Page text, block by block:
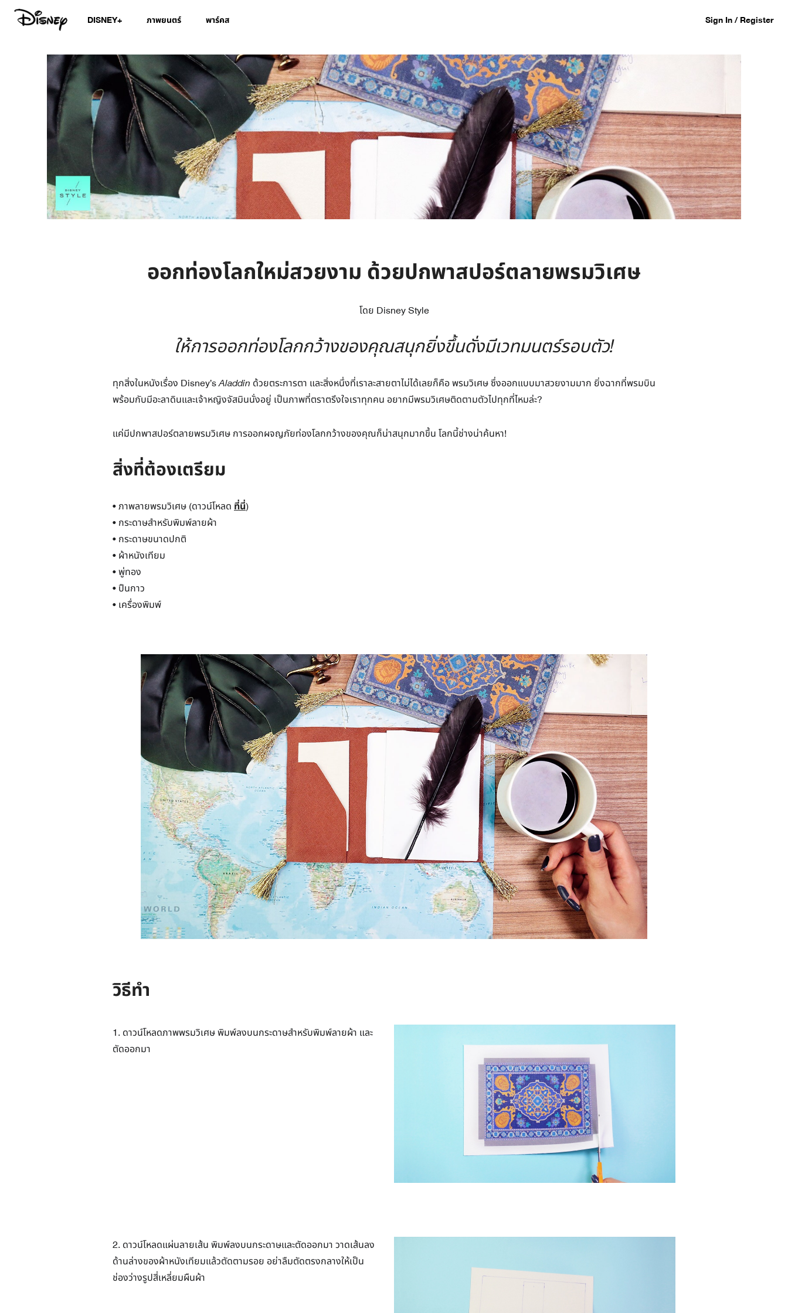
DISNEY+ ภาพยนตร์ พาร์คส Sign In / Register
ออกท่องโลกใหม่สวยงาม ด้วยปกพาสปอร์ตลายพรมวิเศษ
โดย Disney Style
ให้การออกท่องโลกกว้างของคุณสนุกยิ่งขึ้นดั่งมีเวทมนตร์รอบตัว!
ทุกสิ่งในหนังเรื่อง Disney’sAladdin ด้วยตระการตา และสิ่งหนึ่งที่เราละสายตาไม่ได้เลยก็คือ พรมวิเศษ ซึ่งออกแบบมาสวยงามมาก ยิ่งฉากที่พรมบิน
พร้อมกับมีอะลาดินและเจ้าหญิงจัสมินนั่งอยู่ เป็นภาพที่ตราตรึงใจเราทุกคน อยากมีพรมวิเศษติดตามตัวไปทุกที่ไหมล่ะ?
แค่มีปกพาสปอร์ตลายพรมวิเศษ การออกผจญภัยท่องโลกกว้างของคุณก็น่าสนุกมากขึ้น โลกนี้ช่างน่าค้นหา!
สิ่งที่ต้องเตรียม
• ภาพลายพรมวิเศษ (ดาวน์โหลด ที่นี่)
• กระดาษสำหรับพิมพ์ลายผ้า
• กระดาษขนาดปกติ
• ผ้าหนังเทียม
• พู่ทอง
• ปืนกาว
• เครื่องพิมพ์
วิธีทำ
1. ดาวน์โหลดภาพพรมวิเศษ พิมพ์ลงบนกระดาษสำหรับพิมพ์ลายผ้า และ
ตัดออกมา
2. ดาวน์โหลดแผ่นลายเส้น พิมพ์ลงบนกระดาษและตัดออกมา วาดเส้นลง
ด้านล่างของผ้าหนังเทียมแล้วตัดตามรอย อย่าลืมตัดตรงกลางให้เป็น
ช่องว่างรูปสี่เหลี่ยมผืนผ้า